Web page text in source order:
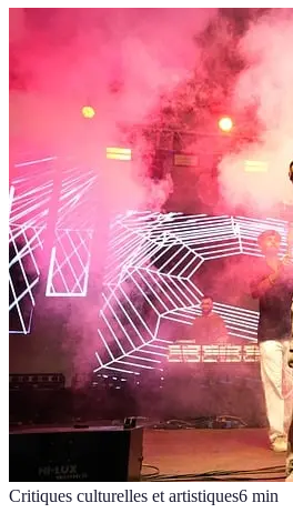
Critiques culturelles et artistiques6 min